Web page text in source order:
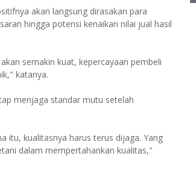
akan langsung dirasakan para
hingga potensi kenaikan nilai jual hasil
semakin kuat, kepercayaan pembeli
katanya.
menjaga standar mutu setelah
itu, kualitasnya harus terus dijaga. Yang
dalam mempertahankan kualitas,"